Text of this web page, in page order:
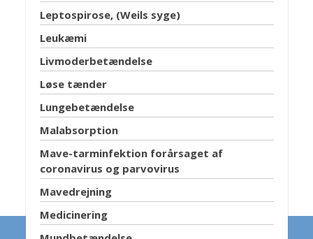
Leptospirose, (Weils syge)
Leukæmi
Livmoderbetændelse
Løse tænder
Lungebetændelse
Malabsorption
Mave-tarminfektion forårsaget af
coronavirus og parvovirus
Mavedrejning
Medicinering